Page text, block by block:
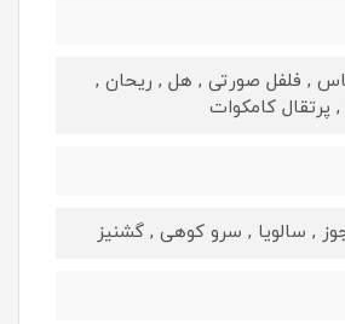
, فلفل صورتی , هل , ریحان ,
, پرتقال کامکوات
, سالویا , سرو کوهی , گشنیز